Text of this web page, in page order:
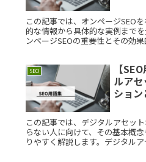
この記事では、オンページSEO
的な情報から具体的な実例まで
ンページSEOの重要性とその効
SEO
【
ルア
ショ
この記事では、デジタルアセッ
らない人に向けて、その基本概
りやすく解説します。デジタル